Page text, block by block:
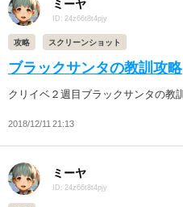
ID: 24z66t8t4pjy
攻略 スクリーンショット
ブラックサンタの教訓攻略
クリイベ２週目ブラックサンタの教
2018/12/11 21:13
ミーヤ
ID: 24z66t8t4pjy